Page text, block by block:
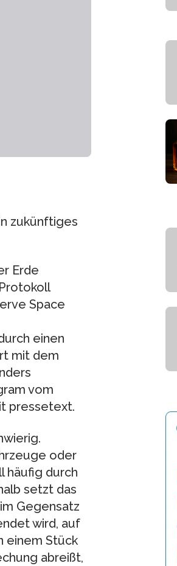
zukünftiges
Erde
Space
einen
mit dem
vom
pressetext.
oder
häufig durch
setzt das
Gegensatz
wird, auf
einem Stück
abreißt,